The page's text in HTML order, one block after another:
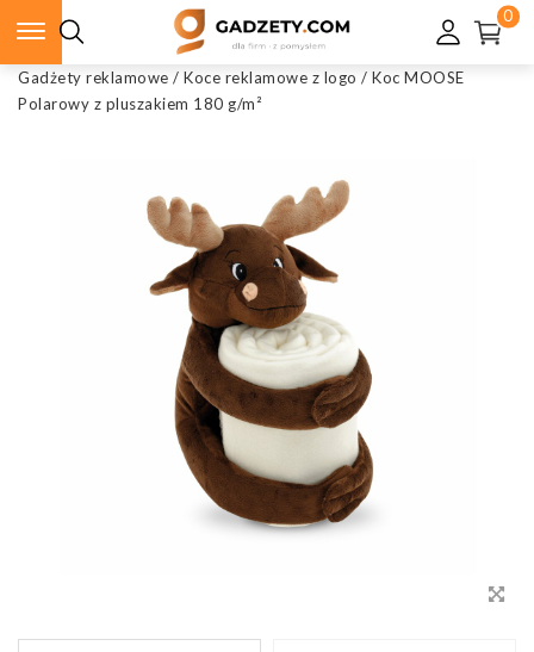
0
Gadżety reklamowe / Koce reklamowe z logo / Koc MOOSE
Polarowy z pluszakiem 180 g/m²